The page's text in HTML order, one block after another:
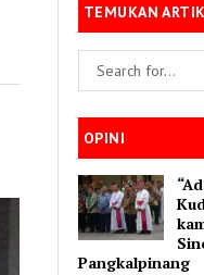
TEMUKAN
OPINI
Pangkalpinang